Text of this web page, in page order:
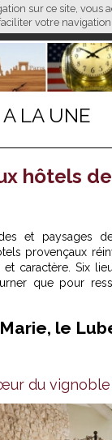
sur ce site, vous
votre navigation.
FR EN
A LA UNE
hôtels
et paysages
provençaux
caractère. Six
que pour
le
du vignoble